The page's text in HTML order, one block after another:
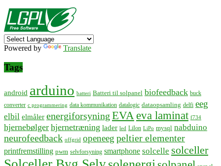
Powered by Translate
Tags
android arduino batteri Batteri til solpanel biofeedback buck
converter c programmering data kommunikation datalogic dataopsamling delfi eeg
elbil elmåler energiforsyning EVA eva laminat f734
hjernebølger hjernetræning lader led LiIon LiPo mysql nabduino
neurofeedback offgrid openeeg peltier elementer
printfremstilling pwm selvforsyning smartphone solcelle solceller